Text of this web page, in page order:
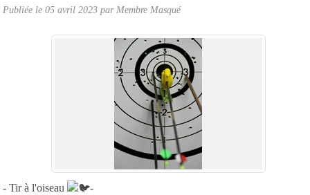
Publiée le 05 avril 2023 par Membre Masqué
- Tir à l'oiseau -